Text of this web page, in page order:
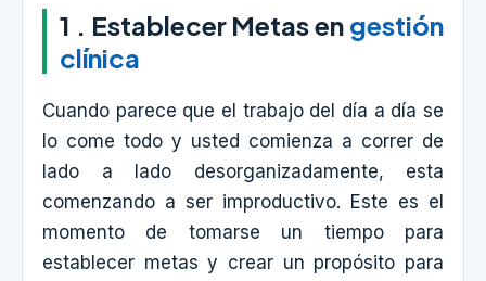
1 . Establecer Metas en gestión
clínica
Cuando parece que el trabajo del día a día se
lo come todo y usted comienza a correr de
lado a lado desorganizadamente, esta
comenzando a ser improductivo. Este es el
momento de tomarse un tiempo para
establecer metas y crear un propósito para